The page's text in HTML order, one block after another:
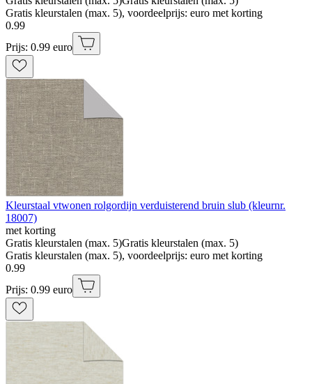
Gratis kleurstalen (max. 5), voordeelprijs: euro met korting
0.99
Prijs: 0.99 euro
Kleurstaal vtwonen rolgordijn verduisterend bruin slub (kleurnr.
18007)
met korting
Gratis kleurstalen (max. 5)Gratis kleurstalen (max. 5)
Gratis kleurstalen (max. 5), voordeelprijs: euro met korting
0.99
Prijs: 0.99 euro